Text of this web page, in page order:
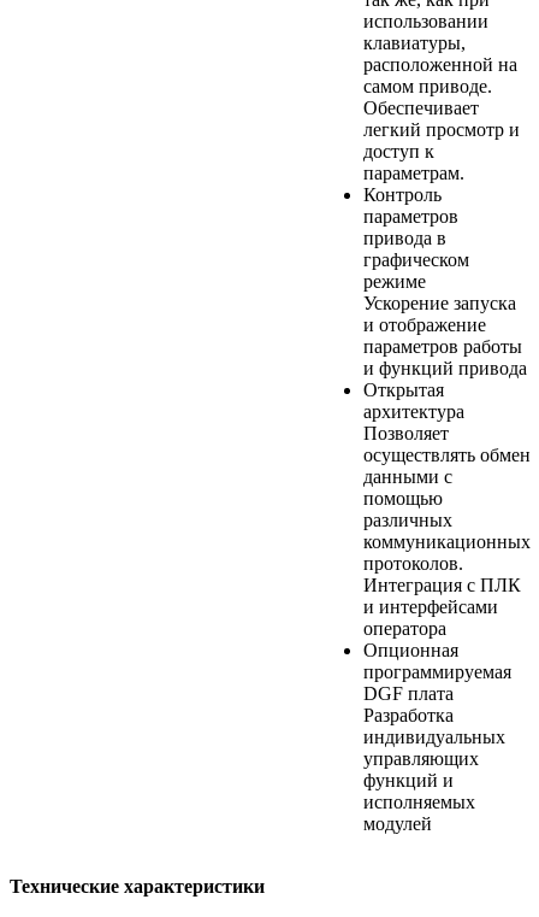
использовании
клавиатуры,
расположенной на
самом приводе.
Обеспечивает
легкий просмотр и
доступ к
параметрам.
Контроль
параметров
привода в
графическом
режиме
Ускорение запуска
и отображение
параметров работы
и функций привода
Открытая
архитектура
Позволяет
осуществлять обмен
данными с
помощью
различных
коммуникационных
протоколов.
Интеграция с ПЛК
и интерфейсами
оператора
Опционная
программируемая
DGF плата
Разработка
индивидуальных
управляющих
функций и
исполняемых
модулей
Технические характеристики